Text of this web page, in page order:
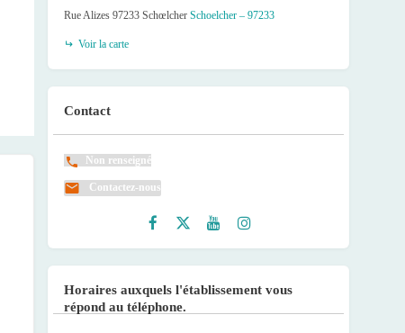
Rue Alizes 97233 Schœlcher Schoelcher – 97233
Voir la carte
Contact
Non renseigné
Contactez-nous
Horaires auxquels l'établissement vous
répond au téléphone.